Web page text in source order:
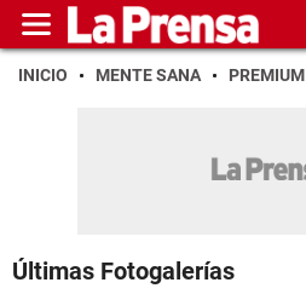
INICIO MENTE SANA PREMIUM
Últimas Fotogalerías